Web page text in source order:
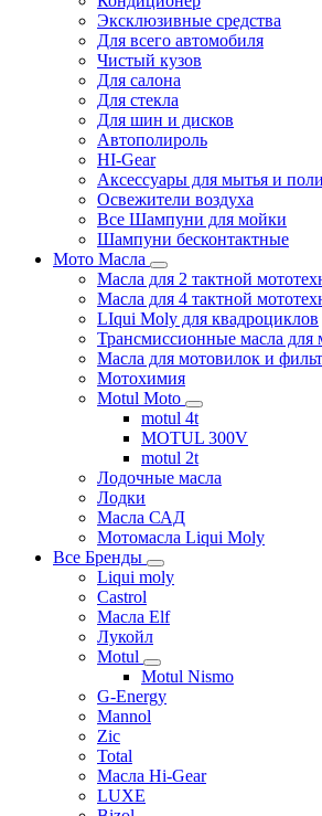
Эксклюзивные средства
Для всего автомобиля
Чистый кузов
Для салона
Для стекла
Для шин и дисков
Автополироль
HI-Gear
Аксессуары для мытья и
Освежители воздуха
Все Шампуни для мойки
Шампуни бесконтактные
Мото Масла
Масла для 2 тактной
Масла для 4 тактной
LIqui Moly для квадроциклов
Трансмиссионные масла для
Масла для мотовилок и
Мотохимия
Motul Moto
motul 4t
MOTUL 300V
motul 2t
Лодочные масла
Лодки
Масла САД
Мотомасла Liqui Moly
Все Бренды
Liqui moly
Castrol
Масла Elf
Лукойл
Motul
Motul Nismo
G-Energy
Mannol
Zic
Total
Масла Hi-Gear
LUXE